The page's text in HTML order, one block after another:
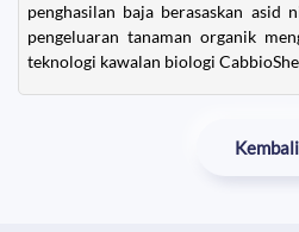
penghasilan baja berasaskan asid
pengeluaran tanaman organik
teknologi kawalan biologi
Kembali